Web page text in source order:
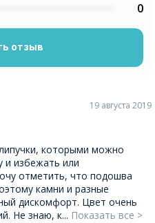
19 августа 2019
которыми можно
и избежать или
отметить, что подошва
камни и разные
дискомфорт. Цвет очень
Не знаю, к... Показать все >
0
отзыв